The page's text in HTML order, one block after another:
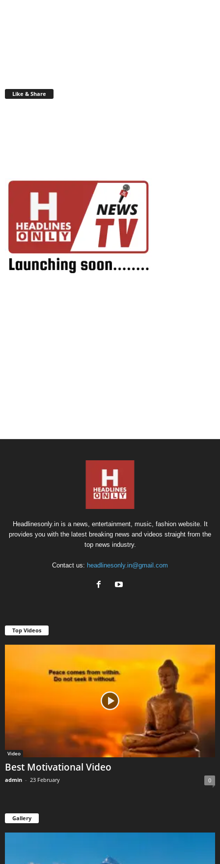
Like & Share
Headlinesonly.in is a news, entertainment, music, fashion website. It
provides you with the latest breaking news and videos straight from the
top news industry.
Contact us: headlinesonly.in@gmail.com
Top Videos
Video
Best Motivational Video
admin - 23 February 0
Gallery